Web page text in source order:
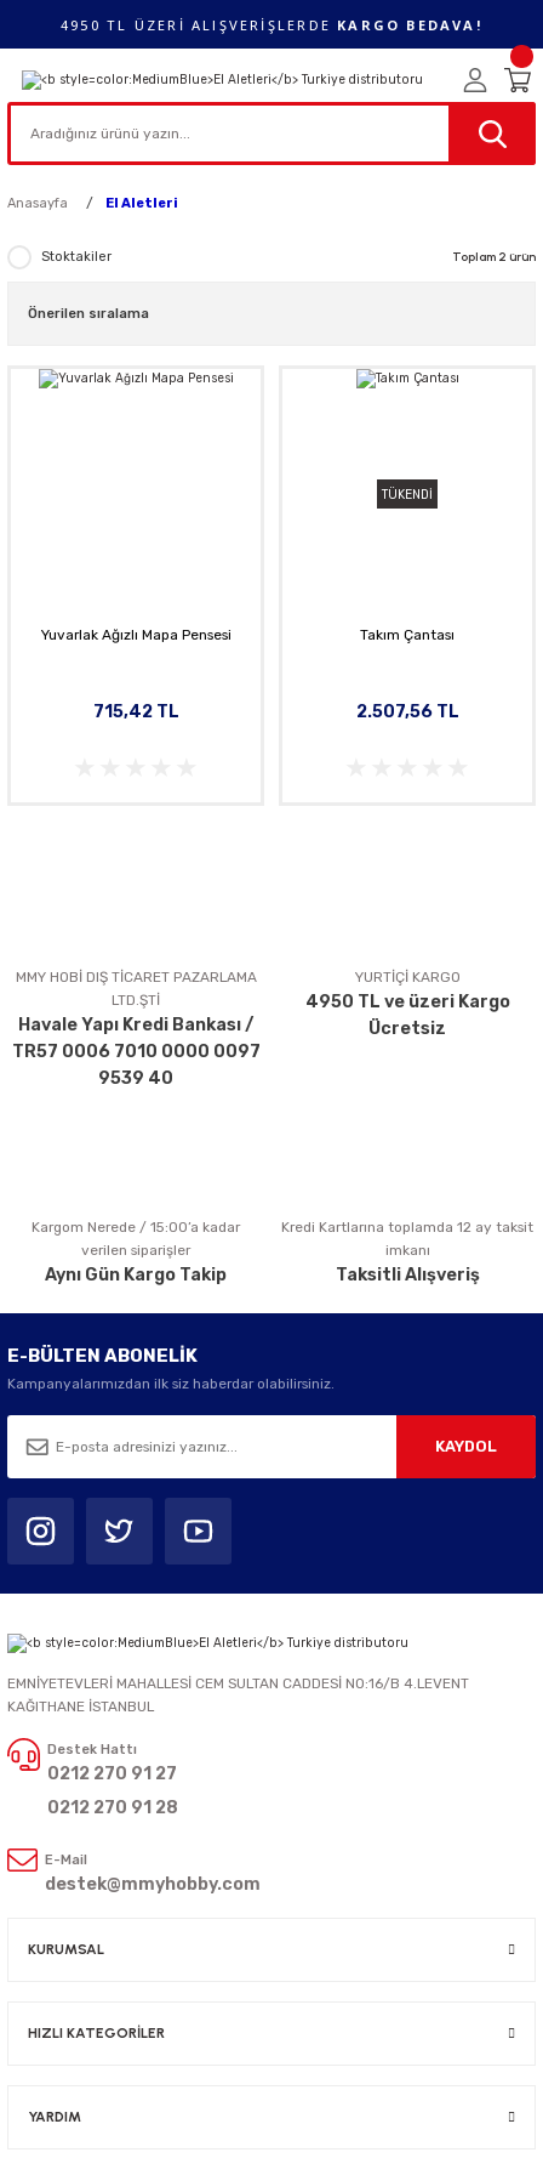
4950 TL ÜZERİ ALIŞVERİŞLERDE KARGO BEDAVA!
Anasayfa El Aletleri
Stoktakiler Toplam 2 ürün
Yuvarlak Ağızlı Mapa Pensesi
715,42 TL
TÜKENDİ
Takım Çantası
2.507,56 TL
MMY HOBİ DIŞ TİCARET PAZARLAMA
LTD.ŞTİ
Havale Yapı Kredi Bankası /
TR57 0006 7010 0000 0097
9539 40
YURTİÇİ KARGO
4950 TL ve üzeri Kargo
Ücretsiz
Kargom Nerede / 15:00’a kadar
verilen siparişler
Aynı Gün Kargo Takip
Kredi Kartlarına toplamda 12 ay taksit
imkanı
Taksitli Alışveriş
E-BÜLTEN ABONELİK
Kampanyalarımızdan ilk siz haberdar olabilirsiniz.
KAYDOL
EMNİYETEVLERİ MAHALLESİ CEM SULTAN CADDESİ NO:16/B 4.LEVENT
KAĞITHANE İSTANBUL
Destek Hattı
0212 270 91 27
0212 270 91 28
E-Mail
destek@mmyhobby.com
KURUMSAL
HIZLI KATEGORİLER
YARDIM